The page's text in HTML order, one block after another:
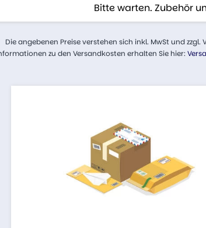
Bitte warten. Zubehör
Die angebenen Preise verstehen sich inkl. MwSt und zzgl.
zu den Versandkosten erhalten Sie hier: